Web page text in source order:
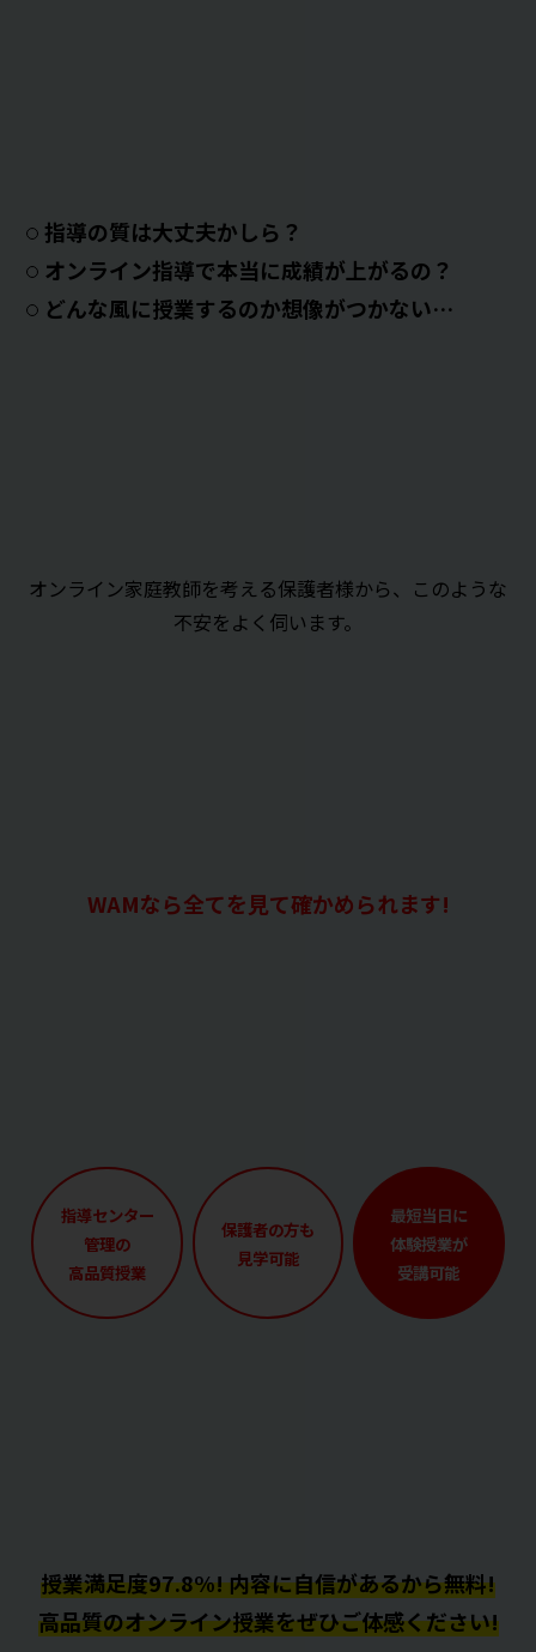
指導の質は大丈夫かしら？
オンライン指導で本当に成績が上がるの？
どんな風に授業するのか想像がつかない…
オンライン家庭教師を考える保護者様から、このような
不安をよく伺います。
WAMなら全てを見て確かめられます!
指導センター
管理の
高品質授業
保護者の方も
見学可能
最短当日に
体験授業が
受講可能
授業満足度97.8%! 内容に自信があるから無料!
高品質のオンライン授業をぜひご体感ください!